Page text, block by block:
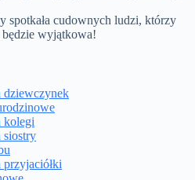
spotkała cudownych ludzi, którzy
wyjątkowa!
dziewczynek
kolegi
siostry